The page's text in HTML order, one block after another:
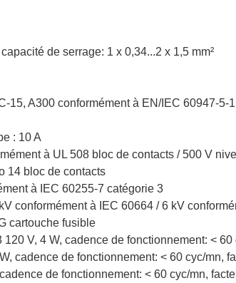
de serrage: 1 x 0,34...2 x 1,5 mm²
15, A300 conformément à EN/IEC 60947-
: 10 A
à UL 508 bloc de contacts / 500 V
14 bloc de contacts
à IEC 60255-7 catégorie 3
conformément à IEC 60664 / 6 kV
cartouche fusible
V, 4 W, cadence de fonctionnement: <
cadence de fonctionnement: < 60 cyc/mn,
de fonctionnement: < 60 cyc/mn,